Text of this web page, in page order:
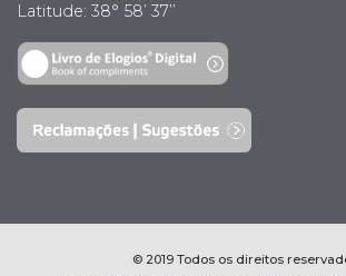
Latitude: 38° 58’ 37’’
© 2019 Todos os direitos